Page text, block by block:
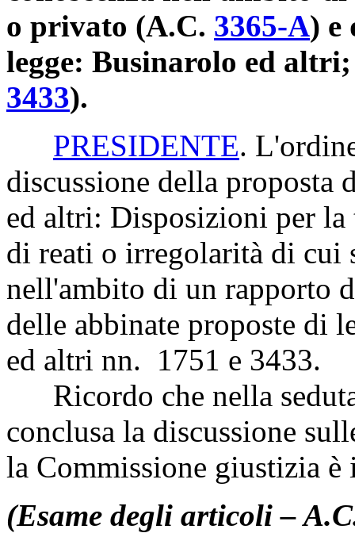
o privato (A.C. 3365-A) e
legge: Businarolo ed
3433).
PRESIDENTE.
discussione della
ed altri: Disposizioni per
di reati o irregolarità di cui
nell'ambito di un rapporto
delle abbinate proposte di
ed altri nn. 1751 e 3433.
Ricordo che nella
conclusa la discussione
la Commissione giustizia
(Esame degli articoli –